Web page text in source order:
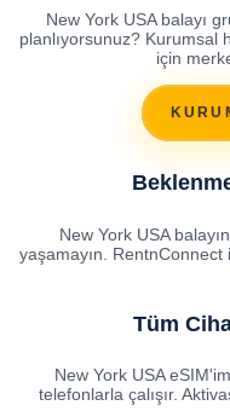
New York USA balayı
planlıyorsunuz? Kurumsal
için
New York USA
yaşamayın.
Tüm
New York USA
telefonlarla çalışır.